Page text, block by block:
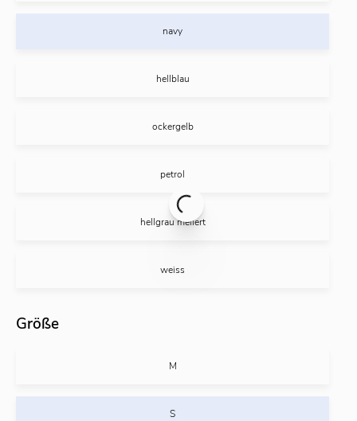
navy
hellblau
ockergelb
petrol
hellgrau meliert
weiss
Größe
M
S